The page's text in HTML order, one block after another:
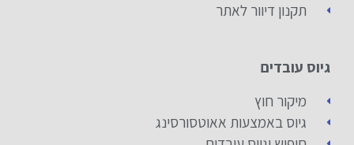
תקנון דיוור לאתר
גיוס עובדים
מיקור חוץ
גיוס באמצעות אאוטסורסינג